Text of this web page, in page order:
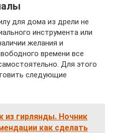
для дома из дрели не
инструмента или
желания и
времени все
Для этого
следующие
из гирлянды. Ночник
как сделать